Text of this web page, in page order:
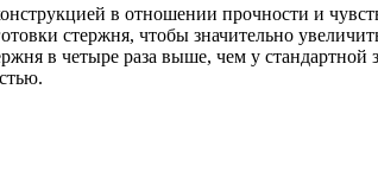
в отношении прочности и
стержня, чтобы значительно
в четыре раза выше, чем у стандартной